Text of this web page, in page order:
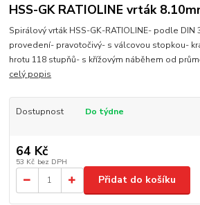
HSS-GK RATIOLINE vrták
Spirálový vrták HSS-GK-RATIOLINE- podle
provedení- pravotočivý- s válcovou stopkou-
hrotu 118 stupňů- s křížovým náběhem od
celý popis
Dostupnost Do týdne
64 Kč
53 Kč bez DPH
Přidat do košíku